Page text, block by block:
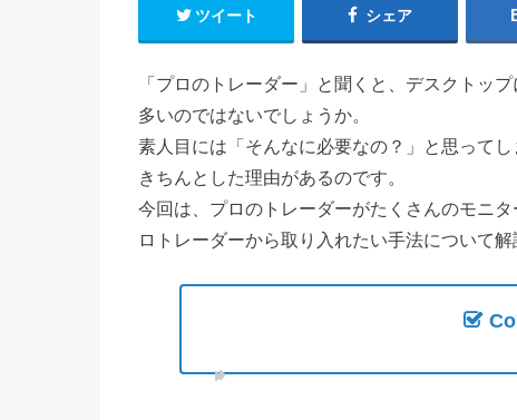
ツイート シェア
「プロのトレーダー」と聞くと、デスクトッ
多いのではないでしょうか。
素人目には「そんなに必要なの？」と思って
きちんとした理由があるのです。
今回は、プロのトレーダーがたくさんのモニ
ロトレーダーから取り入れたい手法について解